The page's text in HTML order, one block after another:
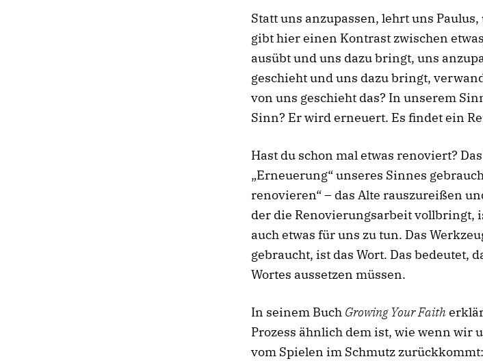
Statt uns anzupassen, lehrt uns
gibt hier einen Kontrast zwischen
ausübt und uns dazu bringt, uns
geschieht und uns dazu bringt,
von uns geschieht das? In unserem
Sinn? Er wird erneuert. Es findet ein
Hast du schon mal etwas renoviert?
„Erneuerung“ unseres Sinnes
renovieren“ – das Alte rauszureißen
der die Renovierungsarbeit vollbringt,
auch etwas für uns zu tun. Das
gebraucht, ist das Wort. Das bedeutet,
Wortes aussetzen müssen.
In seinem Buch Growing Your Faith
Prozess ähnlich dem ist, wie wenn wir
vom Spielen im Schmutz